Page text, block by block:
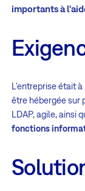
importants à
L'entreprise était
être hébergée sur
LDAP, agile, ainsi
fonctions